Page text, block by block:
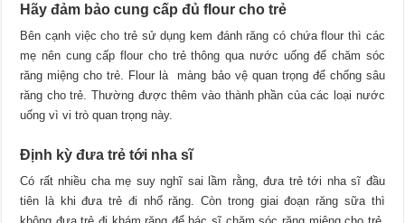
Hãy đảm bảo cung cấp đủ flour cho trẻ
Bên cạnh việc cho trẻ sử dụng kem đánh răng có chứa flour thì các
mẹ nên cung cấp flour cho trẻ thông qua nước uống để chăm sóc
răng miệng cho trẻ. Flour là màng bảo vệ quan trọng để chống sâu
răng cho trẻ. Thường được thêm vào thành phần của các loại nước
uống vì vi trò quan trọng này.
Định kỳ đưa trẻ tới nha sĩ
Có rất nhiều cha mẹ suy nghĩ sai lầm rằng, đưa trẻ tới nha sĩ đầu
tiên là khi đưa trẻ đi nhổ răng. Còn trong giai đoạn răng sữa thì